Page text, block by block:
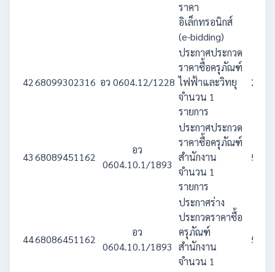
ราคา
อิเล็กทรอนิกส์
(e-bidding)
4268099302316 อว 0604.12/1228
ประกาศประกวด
ราคาซื้อครุภัณฑ์
ไฟฟ้าและวิทยุ
จำนวน 1
รายการ
4368089451162
อว
0604.10.1/1893
ประกาศประกวด
ราคาซื้อครุภัณฑ์
สำนักงาน
จำนวน 1
รายการ
4468086451162
อว
0604.10.1/1893
ประกาศร่าง
ประกวดราคาซื้อ
ครุภัณฑ์
สำนักงาน
จำนวน 1